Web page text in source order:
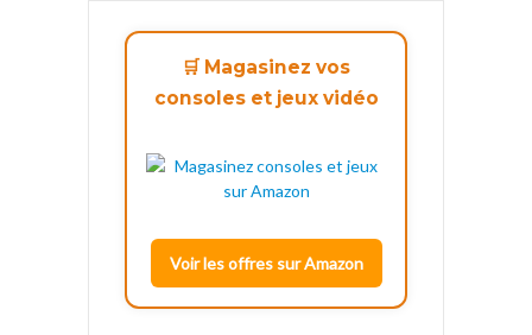
🛒 Magasinez vos
consoles et jeux vidéo
Voir les offres sur Amazon